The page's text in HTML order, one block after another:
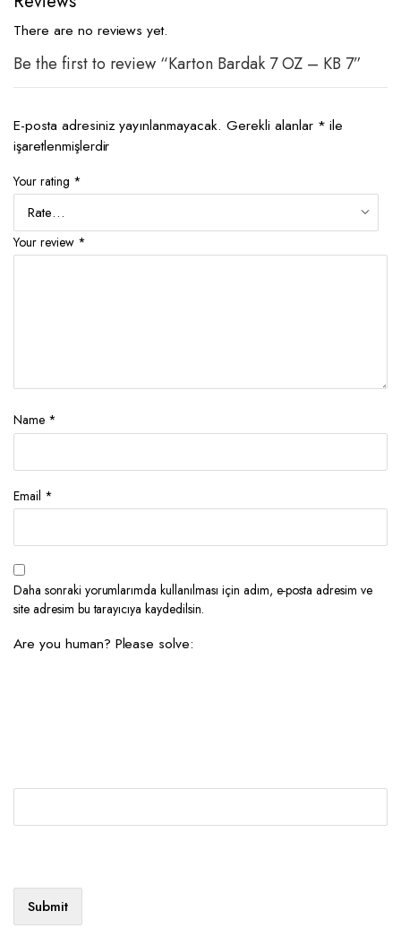
There are no reviews yet.
Be the first to review “Karton Bardak 7 OZ – KB 7”
E-posta adresiniz yayınlanmayacak. Gerekli alanlar * ile
işaretlenmişlerdir
Your rating *
Your review *
Name *
Email *
Daha sonraki yorumlarımda kullanılması için adım, e-posta adresim ve
site adresim bu tarayıcıya kaydedilsin.
Are you human? Please solve: